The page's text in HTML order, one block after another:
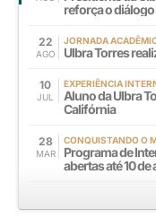
reforça o diálogo
22
AGO
JORNADA
Ulbra Torres
10
JUL
EXPERIÊNCIA
Aluno da Ulbra
Califórnia
28
MAR
CONQUISTANDO O
Programa de
abertas até 10 de